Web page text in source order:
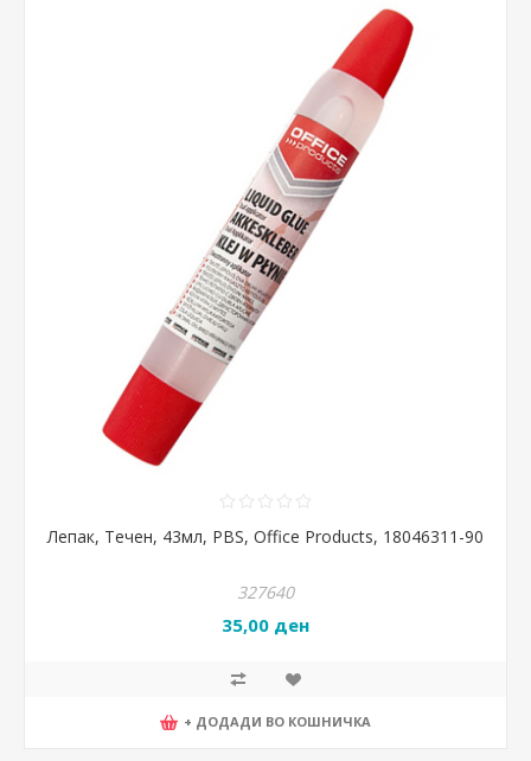
Лепак, Течен, 43мл, PBS, Office Products, 18046311-90
327640
35,00 ден
+ ДОДАДИ ВО КОШНИЧКА